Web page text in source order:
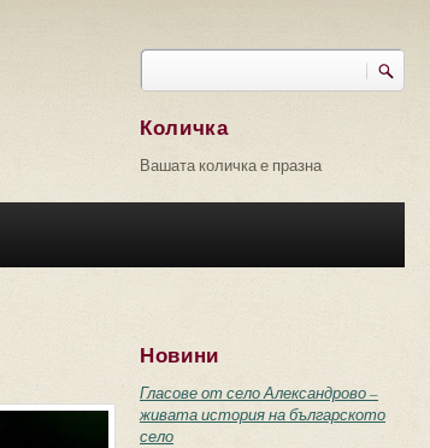
Търси
Количка
Вашата количка е празна
Новини
Гласове от село Александрово –
живата история на българското
село